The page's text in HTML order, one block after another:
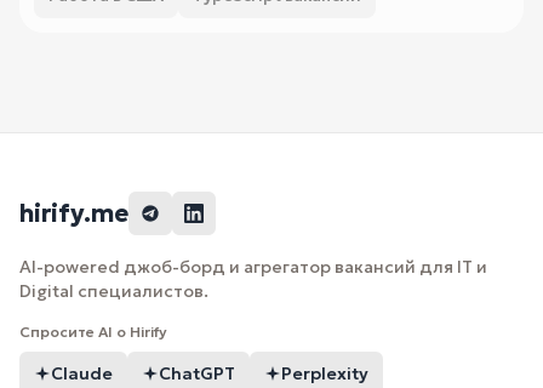
hirify.me
AI-powered джоб-борд и агрегатор вакансий для IT и
Digital специалистов.
Спросите AI о Hirify
Claude ChatGPT Perplexity